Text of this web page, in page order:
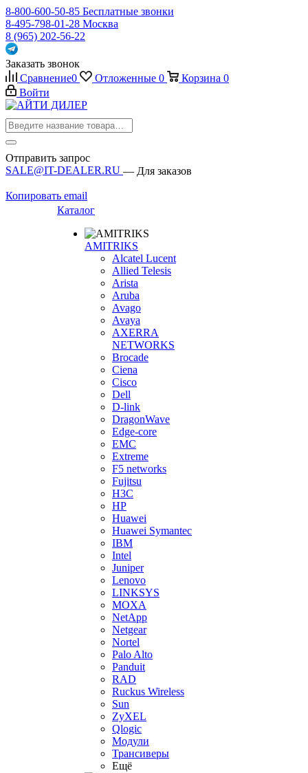
8-800-600-50-85 Бесплатные звонки
8-495-798-01-28 Москва
8 (965) 202-56-22
Заказать звонок
Сравнение0 Отложенные 0 Корзина 0
Войти
Отправить запрос
SALE@IT-DEALER.RU — Для заказов
Копировать email
Каталог
AMITRIKS
Alcatel Lucent
Allied Telesis
Arista
Aruba
Avago
Avaya
AXERRA
NETWORKS
Brocade
Ciena
Cisco
Dell
D-link
DragonWave
Edge-core
EMC
Extreme
F5 networks
Fujitsu
H3С
HP
Huawei
Huawei Symantec
IBM
Intel
Juniper
Lenovo
LINKSYS
MOXA
NetApp
Netgear
Nortel
Palo Alto
Panduit
RAD
Ruckus Wireless
Sun
ZyXEL
Qlogic
Модули
Трансиверы
Ещё